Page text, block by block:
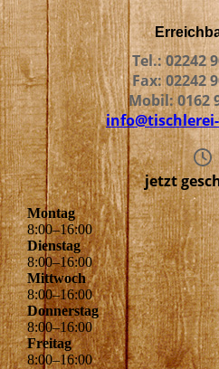
Tel.: 02242
Fax: 02242
Mobil: 0162
jetzt
Montag
8:00–16:00
Dienstag
8:00–16:00
Mittwoch
8:00–16:00
Donnerstag
8:00–16:00
Freitag
8:00–16:00